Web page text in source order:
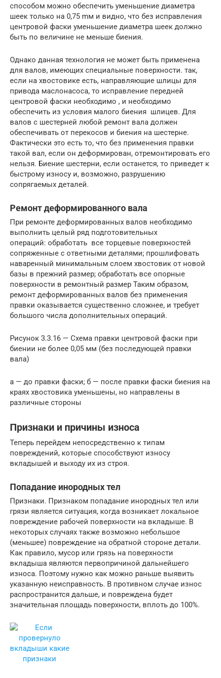
способом можно обеспечить уменьшение диаметра
шеек только на 0,75 mм и видно, что без исправления
центровой фаски уменьшение диаметра шеек должно
быть по величине не меньше биения.
Однако данная технология не может быть применена
для валов, имеющих специальные поверхности. так,
если на хвостовике есть, направляющие шлицы для
привода маслонасоса, то исправление передней
центровой фаски необходимо , и необходимо
обеспечить из условия малого биения шлицев. Для
валов с шестерней любой ремонт вала должен
обеспечивать от перекосов и биения на шестерне.
Фактически это есть то, что без применения правки
такой вал, если он деформирован, отремонтировать его
нельзя. Биение шестерни, если останется, то приведет к
быстрому износу и, возможно, paзрушению
сопрягаемых деталей.
Ремонт деформированного вала
При ремонте деформированных валов необходимо
выполнить целый ряд подготовительных
операций: обработать все торцевые поверхностей
сопряженные с ответными деталями; прошлифовать
наваренный минимальным слоем хвостовик от новой
базы в прежний размер; обработать все опорные
поверхности в ремонтный размер Таким образом,
ремонт деформированных валов без применения
правки оказывается существенно сложнее, и требует
большого числа дополнительных операций.
Рисунок 3.3.16 — Схема правки центровой фаски при
биении не более 0,05 мм (без последующей правки
вала)
а — до правки фаски; б — после правки фаски биения на
краях хвостовика уменьшены, но направлены в
различные стороны
Признаки и причины износа
Теперь перейдем непосредственно к типам
повреждений, которые способствуют износу
вкладышей и выходу их из строя.
Попадание инородных тел
Признаки. Признаком попадание инородных тел или
грязи является ситуация, когда возникает локальное
повреждение рабочей поверхности на вкладыше. В
некоторых случаях также возможно небольшое
(меньшее) повреждение на обратной стороне детали.
Как правило, мусор или грязь на поверхности
вкладыша являются первопричиной дальнейшего
износа. Поэтому нужно как можно раньше выявить
указанную неисправность. В противном случае износ
распространится дальше, и повреждена будет
значительная площадь поверхности, вплоть до 100%.